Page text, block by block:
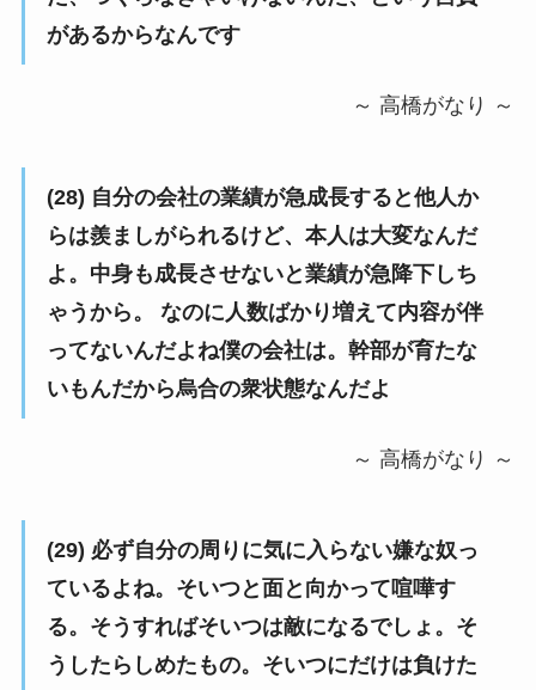
があるからなんです
～ 高橋がなり ～
(28) 自分の会社の業績が急成長すると他人か
らは羨ましがられるけど、本人は大変なんだ
よ。中身も成長させないと業績が急降下しち
ゃうから。 なのに人数ばかり増えて内容が伴
ってないんだよね僕の会社は。幹部が育たな
いもんだから烏合の衆状態なんだよ
～ 高橋がなり ～
(29) 必ず自分の周りに気に入らない嫌な奴っ
ているよね。そいつと面と向かって喧嘩す
る。そうすればそいつは敵になるでしょ。そ
うしたらしめたもの。そいつにだけは負けた